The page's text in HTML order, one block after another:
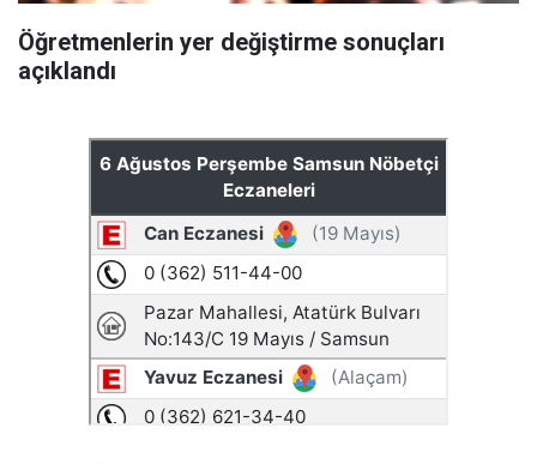
Öğretmenlerin yer değiştirme sonuçları
açıklandı